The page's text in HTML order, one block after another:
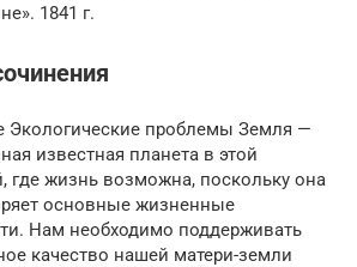
1841 г.
Экологические проблемы Земля —
известная планета в этой
где жизнь возможна, поскольку она
основные жизненные
Нам необходимо поддерживать
качество нашей матери-земли